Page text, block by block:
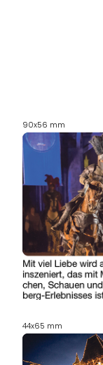
90x56 mm
44x65 mm